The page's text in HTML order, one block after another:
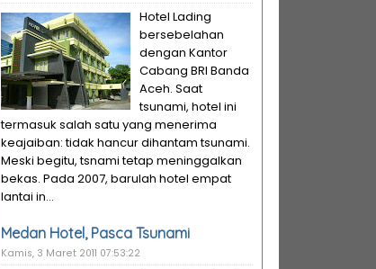
Hotel Lading
bersebelahan
dengan Kantor
Cabang BRI Banda
Aceh. Saat
tsunami, hotel ini
termasuk salah satu yang menerima
keajaiban: tidak hancur dihantam tsunami.
Meski begitu, tsnami tetap meninggalkan
bekas. Pada 2007, barulah hotel empat
lantai in...
Medan Hotel, Pasca Tsunami
Kamis, 3 Maret 2011 07:53:22